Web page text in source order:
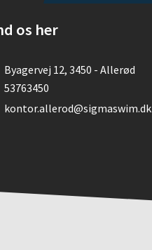
os her
Byagervej 12, 3450 - Allerød
53763450
kontor.allerod@sigmaswim.dk